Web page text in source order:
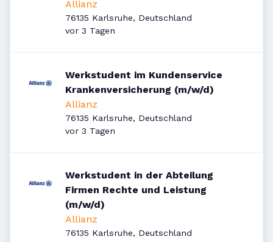
Allianz
76135 Karlsruhe, Deutschland
Veröffentlicht
vor 3 Tagen
Werkstudent im Kundenservice
Krankenversicherung (m/w/d)
Allianz
76135 Karlsruhe, Deutschland
Veröffentlicht
vor 3 Tagen
Werkstudent in der Abteilung
Firmen Rechte und Leistung
(m/w/d)
Allianz
76135 Karlsruhe, Deutschland